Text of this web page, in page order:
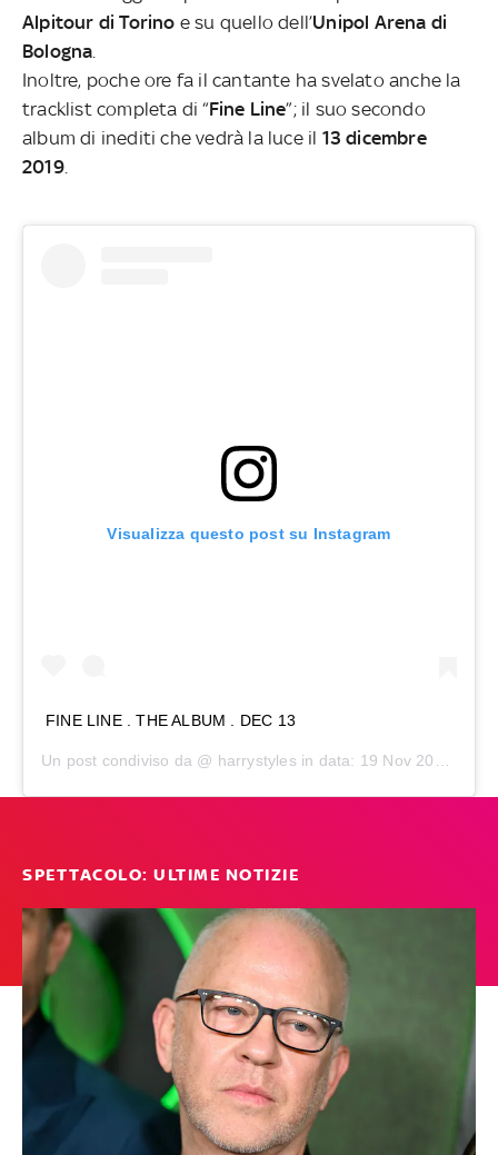
Alpitour di Torino e su quello dell’Unipol Arena di
Bologna
Inoltre, poche ore fa il cantante ha svelato anche la
tracklist completa di “Fine Line”; il suo secondo
album di inediti che vedrà la luce il 13 dicembre
2019.
Visualizza questo post su Instagram
FINE LINE . THE ALBUM . DEC 13
Un post condiviso da @ harrystyles in data: 19 Nov 2019 alle ore 10:29 PST
SPETTACOLO: ULTIME NOTIZIE